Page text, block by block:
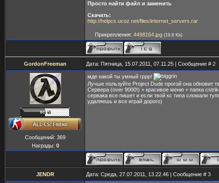
Просто найти файл и заменить
Скачать:
http://helpcs.ucoz.net/files/internet_servers.rar
Прикрепления: 4498164.jpg (19.8 Kb)
GordonFreeman Дата: Пятница, 15.07.2011, 07.11.25 | Сообщение # 2
Сообщений: 369
Награды: 0
мде какой ты умный гррр!
Лучше пользуйте Project Dude прогой она обновит
Сервера (over 9000!) + красивое меню + папка
сервака все пишет и если твой кс типа сломали
удаляешь и все играй дорого)
JENDR Дата: Среда, 27.07.2011, 13.22.46 | Сообщение # 3